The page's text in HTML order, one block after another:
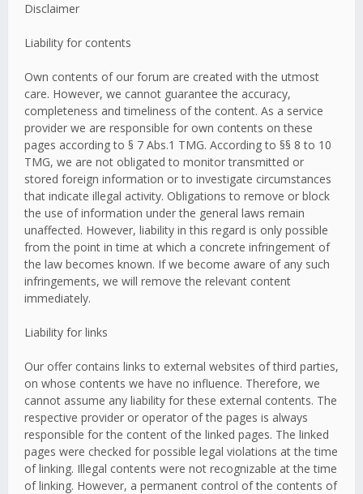
Disclaimer
Liability for contents
Own contents of our forum are created with the utmost
care. However, we cannot guarantee the accuracy,
completeness and timeliness of the content. As a service
provider we are responsible for own contents on these
pages according to § 7 Abs.1 TMG. According to §§ 8 to 10
TMG, we are not obligated to monitor transmitted or
stored foreign information or to investigate circumstances
that indicate illegal activity. Obligations to remove or block
the use of information under the general laws remain
unaffected. However, liability in this regard is only possible
from the point in time at which a concrete infringement of
the law becomes known. If we become aware of any such
infringements, we will remove the relevant content
immediately.
Liability for links
Our offer contains links to external websites of third parties,
on whose contents we have no influence. Therefore, we
cannot assume any liability for these external contents. The
respective provider or operator of the pages is always
responsible for the content of the linked pages. The linked
pages were checked for possible legal violations at the time
of linking. Illegal contents were not recognizable at the time
of linking. However, a permanent control of the contents of